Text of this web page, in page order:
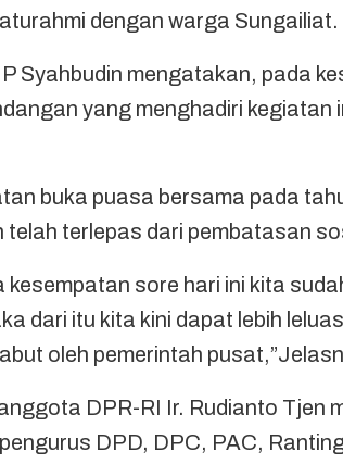
dengan warga Sungailiat.
Syahbudin mengatakan, pada
yang menghadiri kegiatan
buka puasa bersama pada
telah terlepas dari pembatasan
kesempatan sore hari ini kita
dari itu kita kini dapat lebih
oleh pemerintah
DPR-RI Ir. Rudianto Tjen
DPD, DPC, PAC,